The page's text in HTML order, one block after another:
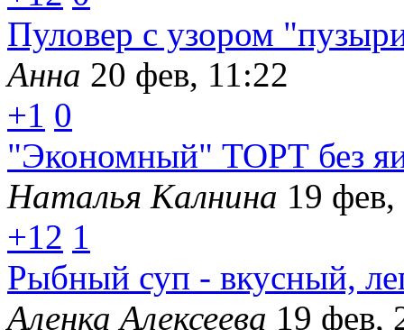
Пуловер с узором
Анна 20 фев, 11:22
+1 0
"Экономный" ТОРТ без
Наталья Калнина 19
+12 1
Рыбный суп - вкусный,
Аленка Алексеева 19 фев,